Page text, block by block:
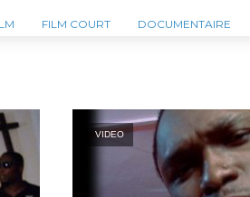
FILM COURT DOCUMENTAIRE
VIDEO